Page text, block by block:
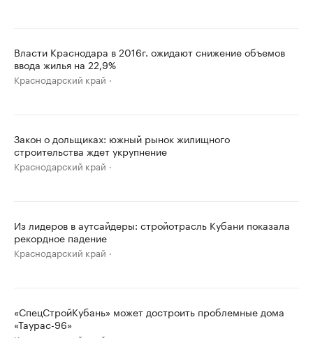
Власти Краснодара в 2016г. ожидают снижение объемов
ввода жилья на 22,9%
Краснодарский край
Закон о дольщиках: южный рынок жилищного
строительства ждет укрупнение
Краснодарский край
Из лидеров в аутсайдеры: стройотрасль Кубани показала
рекордное падение
Краснодарский край
«СпецСтройКубань» может достроить проблемные дома
«Таурас-96»